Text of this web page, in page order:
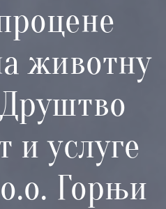
животну
и услуге
Горњи